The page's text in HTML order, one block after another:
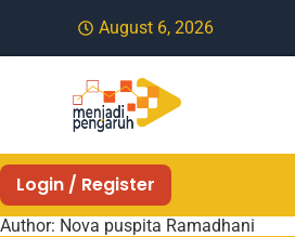
August 6, 2026
Login / Register
Author: Nova puspita Ramadhani